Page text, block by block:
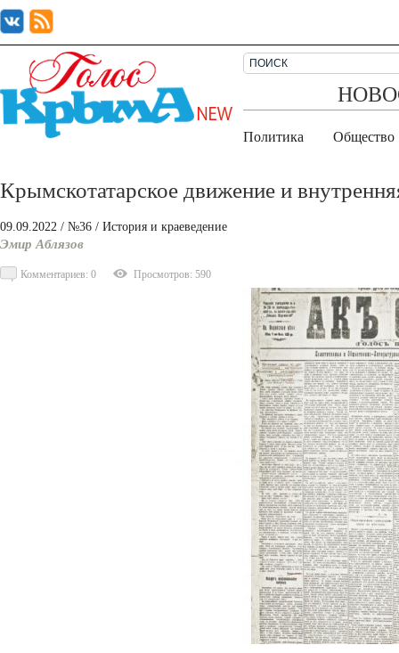
Политика Общество
Крымскотатарское движение и
09.09.2022 / №36 / История и краеведение
Эмир Аблязов
Комментариев: 0 Просмотров: 590